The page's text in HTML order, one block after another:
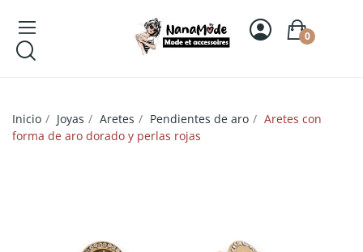
0
Inicio Joyas Aretes Pendientes de aro
Aretes con
forma de aro dorado y perlas rojas